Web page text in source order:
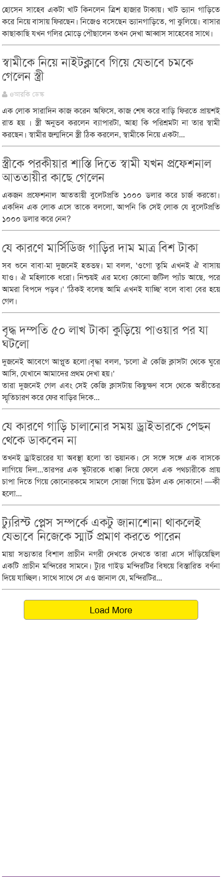
হোসেন সাহেব একটা খাট কিনলেন ত্রিশ হাজার টাকায়। খাট ভ্যান গাড়িতে
করে নিয়ে বাসায় ফিরছেন। নিজেও বসেছেন ভ্যানগাড়িতে, পা ঝুলিয়ে। বাসার
কাছাকাছি যখন গলির মোড়ে পৌছালেন তখন দেখা আব্বাস সাহেবের সাথে।
স্বামীকে নিয়ে নাইটক্লাবে গিয়ে যেভাবে চমকে
গেলেন স্ত্রী
eআরকি ডেস্ক
এক লোক সারাদিন কাজ করেন অফিসে, কাজ শেষ করে বাড়ি ফিরতে প্রায়শই
রাত হয় । স্ত্রী অনুভব করলেন ব্যাপারটা, আহা কি পরিশ্রমটা না তার স্বামী
করছেন। স্বামীর জন্মদিনে স্ত্রী ঠিক করলেন, স্বামীকে নিয়ে একটা...
স্ত্রীকে পরকীয়ার শাস্তি দিতে স্বামী যখন প্রফেশনাল
আততায়ীর কাছে গেলেন
একজন প্রফেশনাল আততায়ী বুলেটপ্রতি ১০০০ ডলার করে চার্জ করতো।
একদিন এক লোক এসে তাকে বললো, আপনি কি সেই লোক যে বুলেটপ্রতি
১০০০ ডলার করে নেন?
যে কারণে মার্সিডিজ গাড়ির দাম মাত্র বিশ টাকা
সব শুনে বাবা-মা দুজনেই হতভম্ব। মা বলল, 'ওগো তুমি এখনই ঐ বাসায়
যাও। ঐ মহিলাকে ধরো। নিশ্চয়ই এর মধ্যে কোনো জটিল প্যাঁচ আছে, পরে
আমরা বিপদে পড়ব।' 'ঠিকই বলেছ আমি এখনই যাচ্ছি' বলে বাবা বের হয়ে
গেল।
বৃদ্ধ দম্পতি ৫০ লাখ টাকা কুড়িয়ে পাওয়ার পর যা
ঘটলো
দুজনেই আবেগে আপ্লুত হলো।বৃদ্ধা বলল, 'চলো ঐ কেজি ক্লাসটা থেকে ঘুরে
আসি, যেখানে আমাদের প্রথম দেখা হয়।'
তারা দুজনেই গেল এবং সেই কেজি ক্লাসটায় কিছুক্ষণ বসে থেকে অতীতের
স্মৃতিচারণ করে ফের বাড়ির দিকে...
যে কারণে গাড়ি চালানোর সময় ড্রাইভারকে পেছন
থেকে ডাকবেন না
তখনই ড্রাইভারের যা অবস্থা হলো তা ভয়ানক। সে সঙ্গে সঙ্গে এক বাসকে
লাগিয়ে দিল...তারপর এক স্কুটারকে ধাক্কা দিয়ে ফেলে এক পথচারীকে প্রায়
চাপা দিতে গিয়ে কোনোরকমে সামলে সোজা গিয়ে উঠল এক দোকানে! —কী
হলো...
ট্যুরিস্ট প্লেস সম্পর্কে একটু জানাশোনা থাকলেই
যেভাবে নিজেকে স্মার্ট প্রমাণ করতে পারেন
মায়া সভ্যতার বিশাল প্রাচীন নগরী দেখতে দেখতে তারা এসে দাঁড়িয়েছিল
একটি প্রাচীন মন্দিরের সামনে। ট্যুর গাইড মন্দিরটির বিষয়ে বিস্তারিত বর্ণনা
দিয়ে যাচ্ছিল। সাথে সাথে সে এও জানাল যে, মন্দিরটির...
Load More